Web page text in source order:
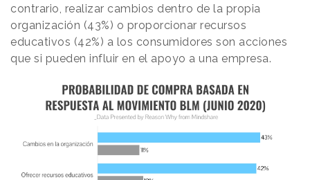
contrario, realizar cambios dentro de la propia
organización (43%) o proporcionar recursos
educativos (42%) a los consumidores son acciones
que si pueden influir en el apoyo a una empresa.